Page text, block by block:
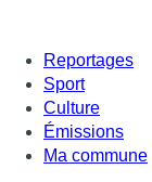
Reportages
Sport
Culture
Émissions
Ma commune